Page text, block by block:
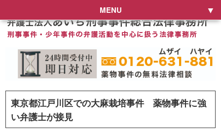
MENU
東京都江戸川区での大麻栽培事件 薬物事件に強
い弁護士が接見